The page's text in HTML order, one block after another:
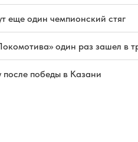
еще один чемпионский стяг
один раз зашел в
победы в Казани